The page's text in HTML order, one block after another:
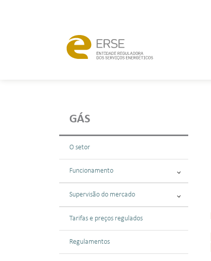
GÁS
O setor
Funcionamento
Supervisão do mercado
Tarifas e preços regulados
Regulamentos